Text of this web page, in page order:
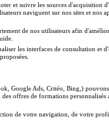
et suivre les sources d'acquisition
naviguent sur nos sites et nos
de nos utilisateurs afin
les interfaces de consultation et
Google Ads, Critéo, Bing,)
offres de formations
de votre navigation, de votre